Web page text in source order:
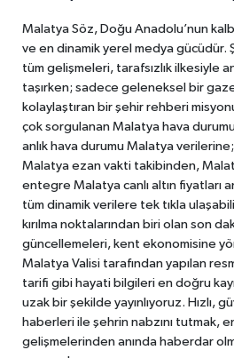
Malatya Söz, Doğu Anadolu’nun
ve en dinamik yerel medya gücüdür.
tüm gelişmeleri, tarafsızlık ilkesiyle
taşırken; sadece geleneksel bir
kolaylaştıran bir şehir rehberi
çok sorgulanan Malatya hava
anlık hava durumu Malatya
Malatya ezan vakti takibinden,
entegre Malatya canlı altın fiyatları
tüm dinamik verilere tek tıkla
kırılma noktalarından biri olan son
güncellemeleri, kent ekonomisine
Malatya Valisi tarafından yapılan
tarifi gibi hayati bilgileri en doğru
uzak bir şekilde yayınlıyoruz. Hızlı,
haberleri ile şehrin nabzını tutmak,
gelişmelerinden anında haberdar